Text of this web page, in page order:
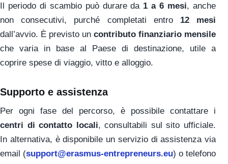
Il periodo di scambio può durare da 1 a 6 mesi, anche
non consecutivi, purché completati entro 12 mesi
dall’avvio. È previsto un contributo finanziario mensile
che varia in base al Paese di destinazione, utile a
coprire spese di viaggio, vitto e alloggio.
Supporto e assistenza
Per ogni fase del percorso, è possibile contattare i
centri di contatto locali, consultabili sul sito ufficiale.
In alternativa, è disponibile un servizio di assistenza via
email (support@erasmus-entrepreneurs.eu) o telefono